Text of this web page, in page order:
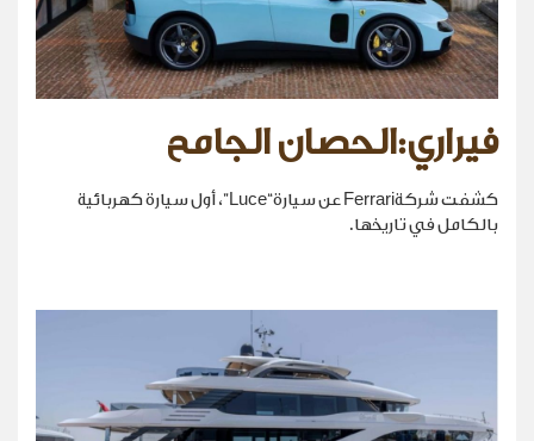
فيراري:الحصان الجامح
كشفت شركةFerrari عن سيارة“Luce”، أول سيارة كهربائية
بالكامل في تاريخها.